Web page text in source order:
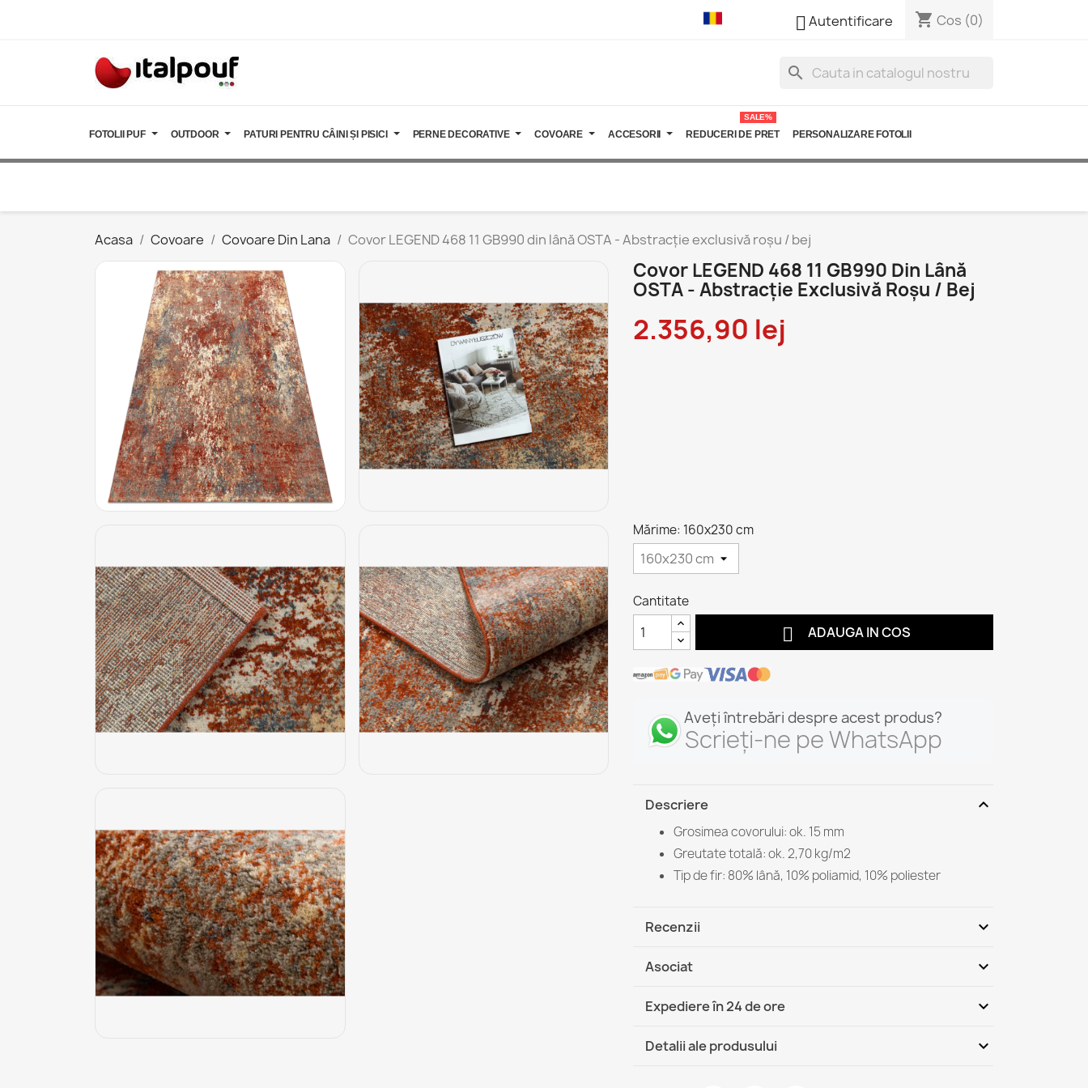
Autentificare shopping_cart Cos (0)
search
FOTOLII PUF OUTDOOR PATURI PENTRU CÂINI ȘI PISICI PERNE DECORATIVE COVOARE ACCESORII REDUCERI DE PRET
SALE%
PERSONALIZARE FOTOLII
Acasa Covoare Covoare Din Lana Covor LEGEND 468 11 GB990 din lână OSTA - Abstracție exclusivă roșu / bej
Covor LEGEND 468 11 GB990 Din Lână
OSTA - Abstracție Exclusivă Roșu / Bej
2.356,90 lej
Mărime: 160x230 cm
Cantitate
 ADAUGA IN COS
Aveți întrebări despre acest produs?
Scrieți-ne pe WhatsApp
Descriere expand_more
Grosimea covorului: ok. 15 mm
Greutate totală: ok. 2,70 kg/m2
Tip de fir: 80% lână, 10% poliamid, 10% poliester
Recenzii expand_more
Asociat expand_more
Expediere în 24 de ore expand_more
DHL / GLS România - Ramburs (COD)
Detalii ale produsului expand_more